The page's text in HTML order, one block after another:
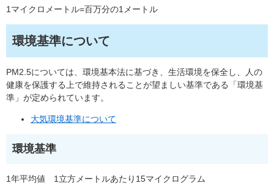
1マイクロメートル=百万分の1メートル
環境基準について
PM2.5については、環境基本法に基づき、生活環境を保全し、人の
健康を保護する上で維持されることが望ましい基準である「環境基
準」が定められています。
大気環境基準について
環境基準
1年平均値 1立方メートルあたり15マイクログラム